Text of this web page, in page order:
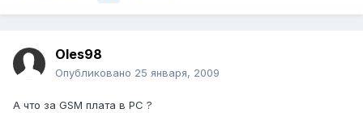
Oles98
Опубликовано 25 января, 2009
А что за GSM плата в PC ?